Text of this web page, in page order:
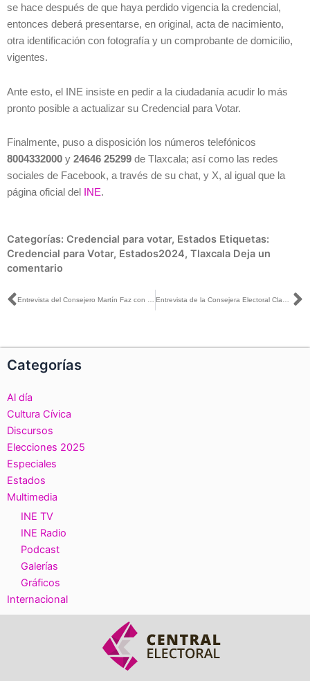
se hace después de que haya perdido vigencia la credencial,
entonces deberá presentarse, en original, acta de nacimiento,
otra identificación con fotografía y un comprobante de domicilio,
vigentes.
Ante esto, el INE insiste en pedir a la ciudadanía acudir lo más
pronto posible a actualizar su Credencial para Votar.
Finalmente, puso a disposición los números telefónicos
8004332000 y 24646 25299 de Tlaxcala; así como las redes
sociales de Facebook, a través de su chat, y X, al igual que la
página oficial del
INE.
Categorías: Credencial para votar, Estados Etiquetas:
Credencial para Votar, Estados2024, Tlaxcala Deja un
comentario
Ant
Categorías
Al día
Cultura Cívica
Discursos
Elecciones 2025
Especiales
Estados
Multimedia
INE TV
INE Radio
Podcast
Galerías
Gráficos
Internacional